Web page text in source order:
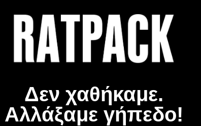
Δεν χαθήκαμε.
Αλλάξαμε γήπεδο!